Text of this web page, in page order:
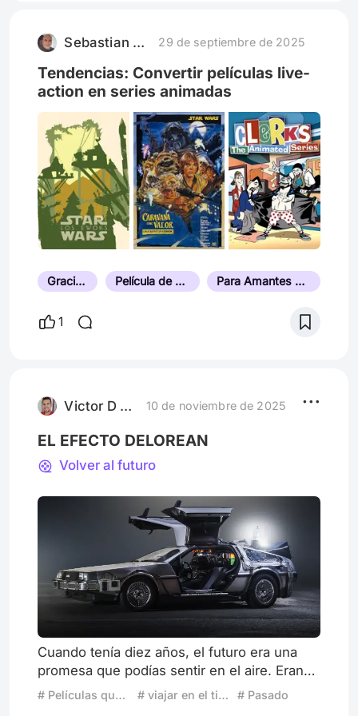
pensemos que puedo hacer aqui, pensando
honestame
Sebastian F. Esparza 29 de septiembre de 2025
Tendencias: Convertir películas live-
action en series animadas
Graciosa Película de Culto Para Amantes del Cine de Culto y de Serie B
1
Victor D Soledad 10 de noviembre de 2025
EL EFECTO DELOREAN
Volver al futuro
Cuando tenía diez años, el futuro era una
promesa que podías sentir en el aire. Eran
los noventa, la resaca gloriosa de la década
anterior, y aunque la tecnología ya era
# Películas que definen generaciones # viajar en el tiempo # Pasado